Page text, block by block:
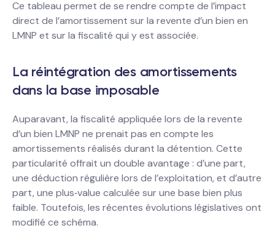
Ce tableau permet de se rendre compte de l’impact
direct de l’amortissement sur la revente d’un bien en
LMNP et sur la fiscalité qui y est associée.
La réintégration des amortissements
dans la base imposable
Auparavant, la fiscalité appliquée lors de la revente
d’un bien LMNP ne prenait pas en compte les
amortissements réalisés durant la détention. Cette
particularité offrait un double avantage : d’une part,
une déduction régulière lors de l’exploitation, et d’autre
part, une plus‐value calculée sur une base bien plus
faible. Toutefois, les récentes évolutions législatives ont
modifié ce schéma.